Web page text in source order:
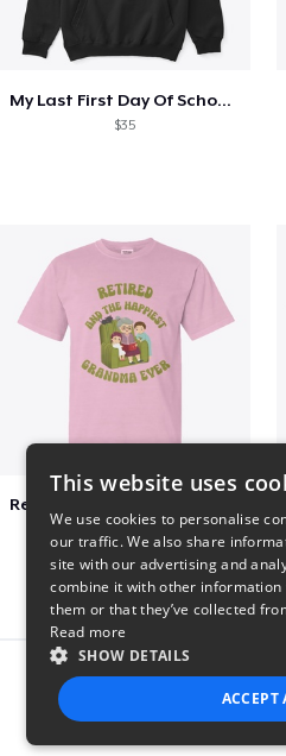
My Last First Day Of School Retiring
$35
$22
Report
This website uses
We use cookies to personalise
our traffic. We also share
site with our advertising and
combine it with other information
them or that they’ve collected
Read more
SHOW DETAILS
ACCEPT